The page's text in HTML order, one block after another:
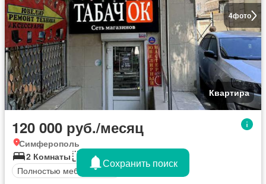
4фото
Квартира
120 000 руб./месяц
Симферополь
2 Комнаты
75 кв.м
Полностью меблирована
Сохранить поиск